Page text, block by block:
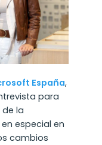
España,
para
la
en especial en
cambios